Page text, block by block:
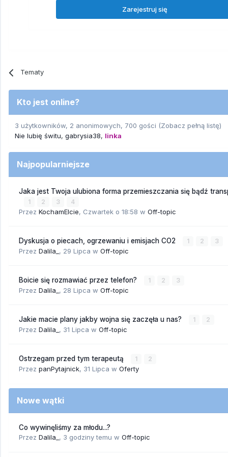
Zarejestruj się
Tematy
Kto jest online?
3 użytkowników, 2 anonimowych, 700 gości (Zobacz pełną listę)
Nie lubię świtu gabrysia38 linka
Najpopularniejsze
Jaka jest Twoja ulubiona forma przemieszczania się bądź
1 2 3 4
Przez KochamElcie, Czwartek o 18:58 w Off-topic
Dyskusja o piecach, ogrzewaniu i emisjach CO2 1 2 3
Przez Dalila_ , 29 Lipca w Off-topic
Boicie się rozmawiać przez telefon? 1 2 3
Przez Dalila_ , 28 Lipca w Off-topic
Jakie macie plany jakby wojna się zaczęła u nas? 1 2
Przez Dalila_ , 31 Lipca w Off-topic
Ostrzegam przed tym terapeutą 1 2
Przez panPytajnick, 31 Lipca w Oferty
Nowe wątki
Co wywinęliśmy za młodu...?
Przez Dalila_ , 3 godziny temu w Off-topic